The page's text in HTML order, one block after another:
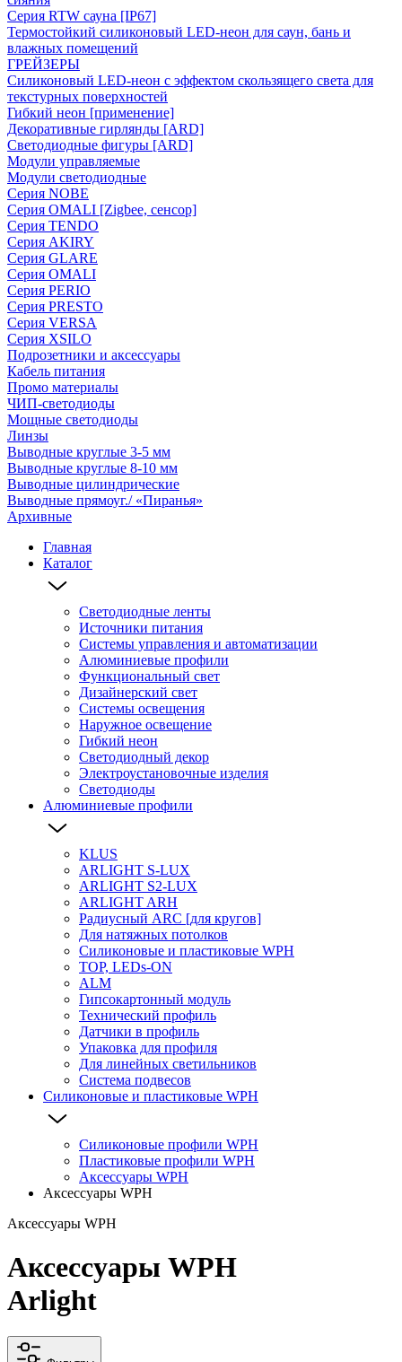
Серия RTW сауна [IP67]
Термостойкий силиконовый LED-неон для саун, бань и
влажных помещений
ГРЕЙЗЕРЫ
Силиконовый LED-неон с эффектом скользящего света для
текстурных поверхностей
Гибкий неон [применение]
Декоративные гирлянды [ARD]
Светодиодные фигуры [ARD]
Модули управляемые
Модули светодиодные
Серия NOBE
Серия OMALI [Zigbee, сенсор]
Серия TENDO
Серия AKIRY
Серия GLARE
Серия OMALI
Серия PERIO
Серия PRESTO
Серия VERSA
Серия XSILO
Подрозетники и аксессуары
Кабель питания
Промо материалы
ЧИП-светодиоды
Мощные светодиоды
Линзы
Выводные круглые 3-5 мм
Выводные круглые 8-10 мм
Выводные цилиндрические
Выводные прямоуг./ «Пиранья»
Архивные
Главная
Каталог
Светодиодные ленты
Источники питания
Системы управления и автоматизации
Алюминиевые профили
Функциональный свет
Дизайнерский свет
Системы освещения
Наружное освещение
Гибкий неон
Светодиодный декор
Электроустановочные изделия
Светодиоды
Алюминиевые профили
KLUS
ARLIGHT S-LUX
ARLIGHT S2-LUX
ARLIGHT ARH
Радиусный ARC [для кругов]
Для натяжных потолков
Силиконовые и пластиковые WPH
TOP, LEDs-ON
ALM
Гипсокартонный модуль
Технический профиль
Датчики в профиль
Упаковка для профиля
Для линейных светильников
Система подвесов
Силиконовые и пластиковые WPH
Силиконовые профили WPH
Пластиковые профили WPH
Аксессуары WPH
Аксессуары WPH
Аксессуары WPH
Аксессуары WPH
Arlight